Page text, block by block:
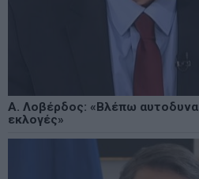
Α. Λοβέρδος: «Βλέπω
εκλογές»